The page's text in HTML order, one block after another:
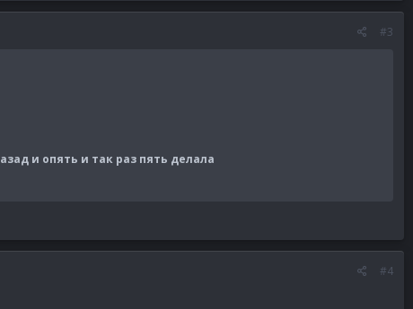
#3
и опять и так раз пять делала
#4